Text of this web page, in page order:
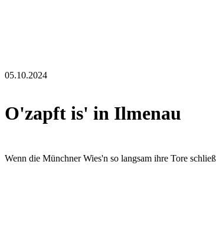
05.10.2024
O'zapft is' in Ilmenau
Wenn die Münchner Wies'n so langsam ihre Tore